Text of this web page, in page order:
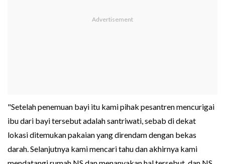
"Setelah penemuan bayi itu kami pihak pesantren mencurigai
ibu dari bayi tersebut adalah santriwati, sebab di dekat
lokasi ditemukan pakaian yang direndam dengan bekas
darah. Selanjutnya kami mencari tahu dan akhirnya kami